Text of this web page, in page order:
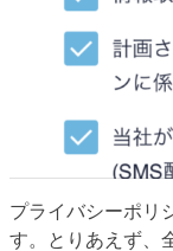
プライバシーポリ
す。とりあえず、